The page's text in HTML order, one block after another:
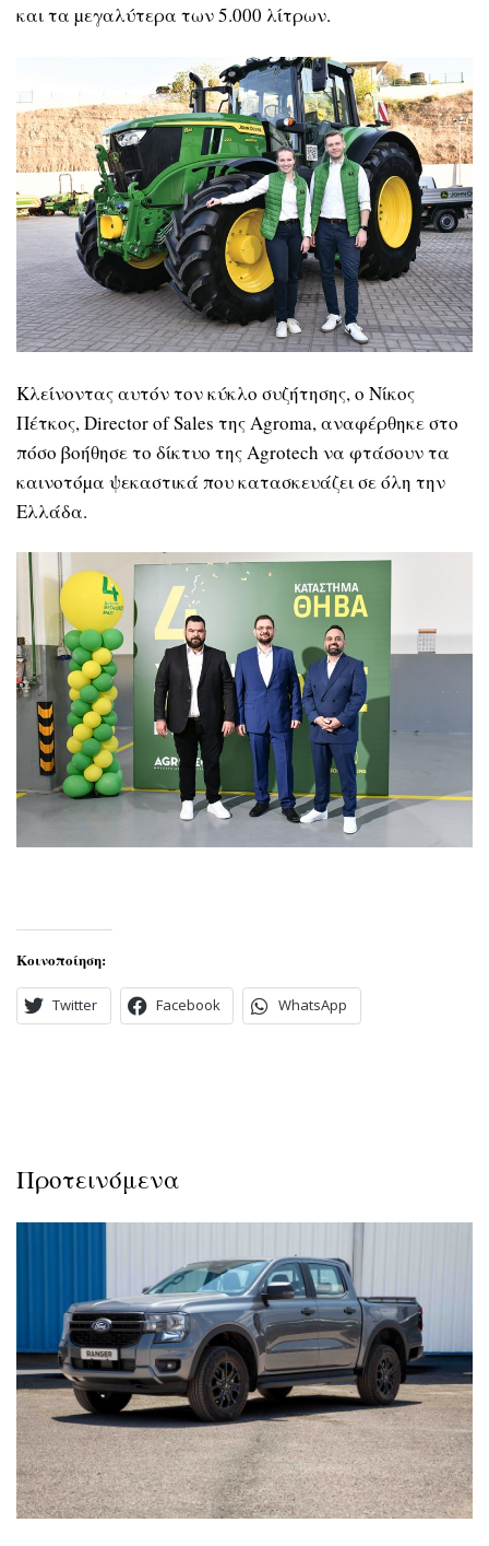
και τα µεγαλύτερα των 5.000 λίτρων.
Κλείνοντας αυτόν τον κύκλο συζήτησης, ο Νίκος
Πέτκος, Director of Sales της Agroma, αναφέρθηκε στο
πόσο βοήθησε το δίκτυο της Agrotech να φτάσουν τα
καινοτόµα ψεκαστικά που κατασκευάζει σε όλη την
Ελλάδα.
Κοινοποίηση:
Twitter Facebook WhatsApp
Προτεινόμενα